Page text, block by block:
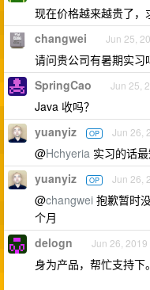
现在价格越来越贵了，
changwei Jun 25,
请问贵公司有暑期实习
SpringCao Jun 25,
Java 收吗？
yuanyiz OP Jun 26,
@Hchyeria 实习的话
yuanyiz OP Jun 26,
@changwei 抱歉暂时
个月
delogn Jun 26, 2019
身为产品，帮忙支持下